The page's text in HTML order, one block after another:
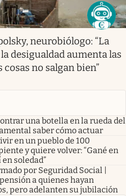
neurobiólogo: “La
desigualdad aumenta las
no salgan bien”
una botella en la rueda del
saber cómo actuar
en un pueblo de 100
y quiere volver: “Gané en
soledad”
por Seguridad Social |
a quienes hayan
pero adelanten su jubilación